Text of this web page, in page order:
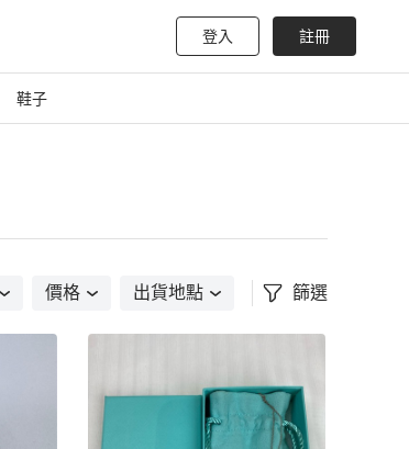
登入 註冊
鞋子
價格 出貨地點 篩選